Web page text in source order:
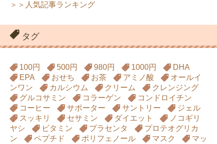
＞＞人気記事ランキング
タグ
100円 500円 980円 1000円
DHA
EPA
おせち お茶 アミノ酸
オールイ
ンワン
カルシウム クリーム
クレンジング
グルコサミン
コラーゲン
コンドロイチン
コーヒー
サポーター サントリー
ジェル
スッキリ
セサミン ダイエット
ノコギリ
ヤシ
ビタミン プラセンタ
プロテオグリカ
ン
ペプチド ポリフェノール マスク
マッ